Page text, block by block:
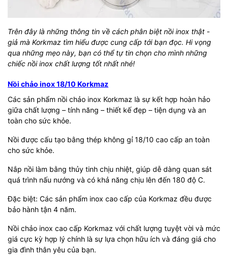
Trên đây là những thông tin về cách phân biệt nồi inox thật -
giả mà Korkmaz tìm hiểu được cung cấp tới bạn đọc. Hi vọng
qua những mẹo này, bạn có thể tự tin chọn cho mình những
chiếc nồi inox chất lượng tốt nhất nhé!
Nồi chảo inox 18/10 Korkmaz
Các sản phẩm nồi chảo inox Korkmaz là sự kết hợp hoàn hảo
giữa chất lượng – tính năng – thiết kế đẹp – tiện dụng và an
toàn cho sức khỏe.
Nồi được cấu tạo bằng thép không gỉ 18/10 cao cấp an toàn
cho sức khỏe.
Nắp nồi làm bằng thủy tinh chịu nhiệt, giúp dễ dàng quan sát
quá trình nấu nướng và có khả năng chịu lên đến 180 độ C.
Đặc biệt: Các sản phẩm inox cao cấp của Korkmaz đều được
bảo hành tận 4 năm.
Nồi chảo inox cao cấp Korkmaz với chất lượng tuyệt vời và mức
giá cực kỳ hợp lý chính là sự lựa chọn hữu ích và đáng giá cho
gia đình thân yêu của bạn.